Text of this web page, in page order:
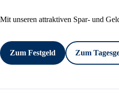
Mit unseren attraktiven Spar- und
Zum Festgeld Zum